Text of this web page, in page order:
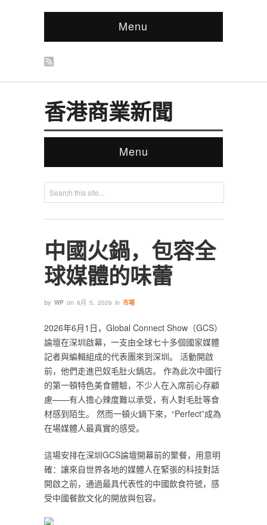
Menu
香港商業新聞
Menu
中國火鍋，包容全
球媒體的味蕾
by WP on 6月 5, 2026 in 市場
2026年6月1日，Global Connect Show（GCS）
論壇在深圳啟幕，一支由全球七十多個國家媒體
記者與編輯組成的代表團來到深圳。 活動開啟
前，他們走進巴奴毛肚火鍋店。 作為此次中國行
的第一頓特色美食體驗，不少人在入席前心存顧
慮——有人擔心辣度難以承受，有人對毛肚等食
材感到陌生。 然而一頓火鍋下來，“Perfect”成為
在場媒體人最真實的感受。
這場安排在深圳GCS論壇開幕前的聚餐，用意明
確：讓來自世界各地的媒體人在緊張的科技對話
開啟之前，通過最具代表性的中國飲食符號，感
受中國餐飲文化的開放與包容。